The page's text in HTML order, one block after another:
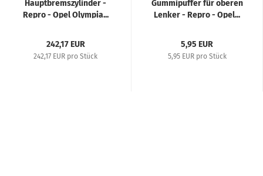
Hauptbremszylinder -
Repro - Opel Olympia...
242,17 EUR
242,17 EUR pro Stück
Gummipuffer für oberen
Lenker - Repro - Opel...
5,95 EUR
5,95 EUR pro Stück